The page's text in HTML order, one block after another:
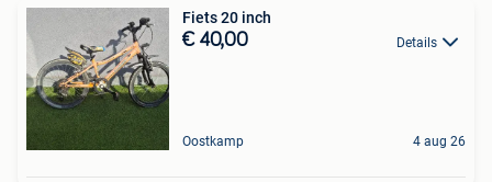
Fiets 20 inch
€ 40,00 Details
Oostkamp 4 aug 26